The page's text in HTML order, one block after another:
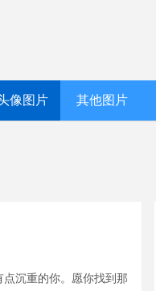
像图片 其他图片
沉重的你。愿你找到那